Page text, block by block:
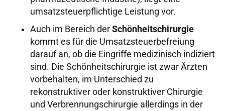
umsatzsteuerpflichtige Leistung vor.
Auch im Bereich der Schönheitschirurgie
kommt es für die Umsatzsteuerbefreiung
darauf an, ob die Eingriffe medizinisch indiziert
sind. Die Schönheitschirurgie ist zwar Ärzten
vorbehalten, im Unterschied zu
rekonstruktiver oder konstruktiver Chirurgie
und Verbrennungschirurgie allerdings in der